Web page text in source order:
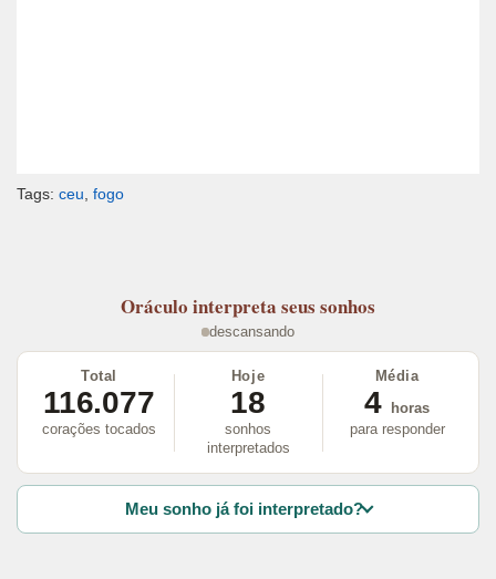
Tags: ceu fogo
Oráculo interpreta seus sonhos
descansando
Total
116.077
corações tocados
Hoje
18
sonhos
interpretados
Média
4
horas
para responder
Meu sonho já foi interpretado?